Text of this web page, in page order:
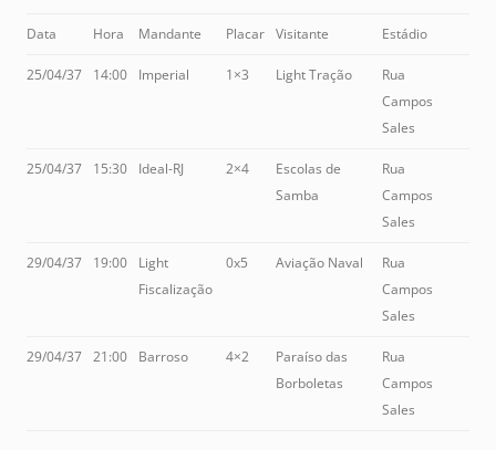
Data Hora Mandante Placar Visitante Estádio
25/04/37 14:00 Imperial 1×3 Light Tração
Rua
Campos
Sales
25/04/37 15:30 Ideal-RJ 2×4
Escolas de
Samba
Rua
Campos
Sales
29/04/37 19:00
Light
Fiscalização
0x5 Aviação Naval
Rua
Campos
Sales
29/04/37 21:00 Barroso 4×2
Paraíso das
Borboletas
Rua
Campos
Sales